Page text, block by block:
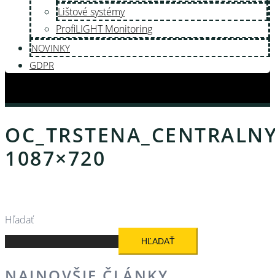
Lištové systémy
ProfiLIGHT Monitoring
NOVINKY
GDPR
1087×720
Hľadať
HĽADAŤ